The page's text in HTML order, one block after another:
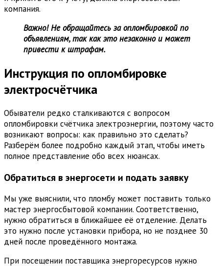
компания.
Важно! Не обращайтесь за опломбировкой по
объявлениям, так как это незаконно и может
привести к штрафам.
Инструкция по опломбировке
электросчётчика
Обыватели редко сталкиваются с вопросом
опломбировки счётчика электроэнергии, поэтому часто
возникают вопросы: как правильно это сделать?
Разберём более подробно каждый этап, чтобы иметь
полное представление обо всех нюансах.
Обратиться в энергосети и подать заявку
Мы уже выяснили, что пломбу может поставить только
мастер энергосбытовой компании. Соответственно,
нужно обратиться в ближайшее её отделение. Делать
это нужно после установки прибора, но не позднее 30
дней после проведённого монтажа.
При посещении поставщика энергоресурсов нужно